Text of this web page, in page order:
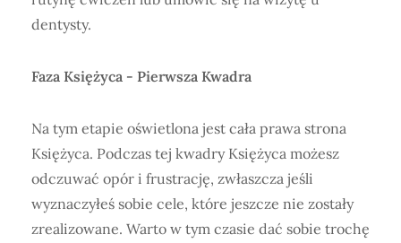
dentysty.
Faza Księżyca - Pierwsza Kwadra
Na tym etapie oświetlona jest cała prawa strona
Księżyca. Podczas tej kwadry Księżyca możesz
odczuwać opór i frustrację, zwłaszcza jeśli
wyznaczyłeś sobie cele, które jeszcze nie zostały
zrealizowane. Warto w tym czasie dać sobie trochę